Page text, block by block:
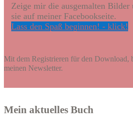
Zeige mir die ausgemalten Bilder
sie auf meiner Facebookseite.
Lass den Spaß beginnen! - klick!
Mit dem Registrieren für den Download,
meinen Newsletter.
Mein aktuelles Buch